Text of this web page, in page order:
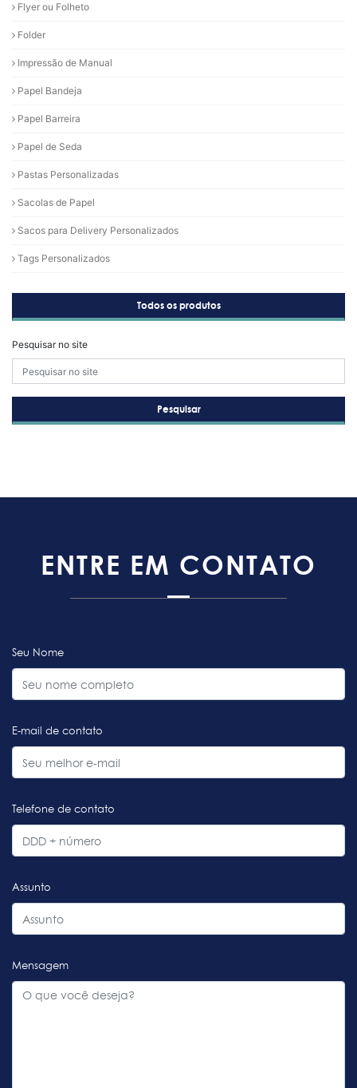
Flyer ou Folheto
Folder
Impressão de Manual
Papel Bandeja
Papel Barreira
Papel de Seda
Pastas Personalizadas
Sacolas de Papel
Sacos para Delivery Personalizados
Tags Personalizados
Todos os produtos
Pesquisar no site
Pesquisar
ENTRE EM CONTATO
Seu Nome
E-mail de contato
Telefone de contato
Assunto
Mensagem